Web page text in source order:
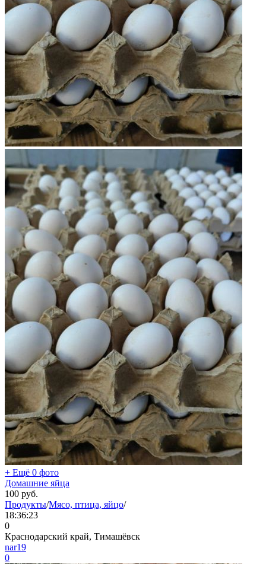
+ Ещё 0 фото
Домашние яйца
100 руб.
Продукты/Мясо, птица, яйцо/
18:36:23
0
Краснодарский край, Тимашёвск
nar19
0